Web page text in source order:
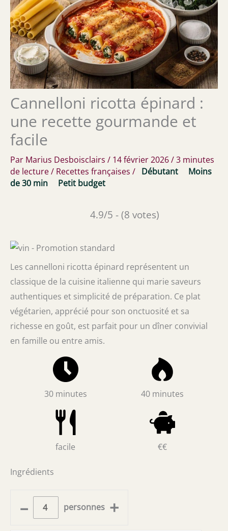
Cannelloni ricotta épinard :
une recette gourmande et
facile
Par Marius Desboisclairs / 14 février 2026/3 minutes
de lecture/ Recettes françaises / Débutant
Moins
de 30 min
Petit budget
4.9/5 - (8 votes)
Les cannelloni ricotta épinard représentent un
classique de la cuisine italienne qui marie saveurs
authentiques et simplicité de préparation. Ce plat
végétarien, apprécié pour son onctuosité et sa
richesse en goût, est parfait pour un dîner convivial
en famille ou entre amis.
30 minutes 40 minutes
facile €€
Ingrédients
– personnes +